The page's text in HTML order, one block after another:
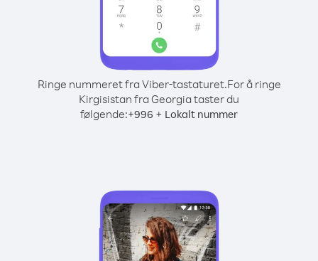
Ringe nummeret fra Viber-tastaturet.For å ringe
Kirgisistan fra Georgia taster du
følgende:+996 + Lokalt nummer